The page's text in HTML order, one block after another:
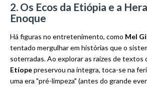
2. Os Ecos da Etiópia e a
Enoque
Há figuras no entretenimento, como Mel
tentado mergulhar em histórias que o
soterradas. Ao explorar as raízes de textos
Etíopepreservou na íntegra, toca-se na
uma era "pré-limpeza" (antes do grande